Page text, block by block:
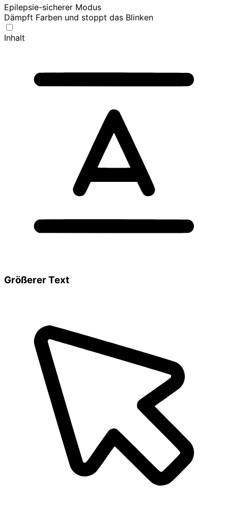
Epilepsie-sicherer Modus
Dämpft Farben und stoppt das Blinken
Inhalt
Größerer Text